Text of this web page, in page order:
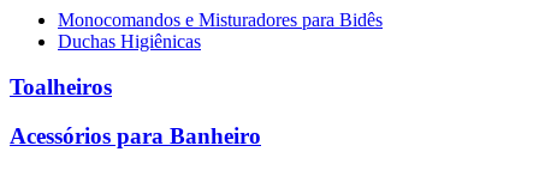
Monocomandos e Misturadores para Bidês
Duchas Higiênicas
Toalheiros
Acessórios para Banheiro